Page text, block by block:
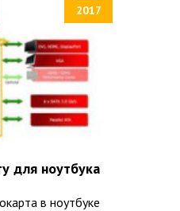
2017
для ноутбука
в ноутбуке